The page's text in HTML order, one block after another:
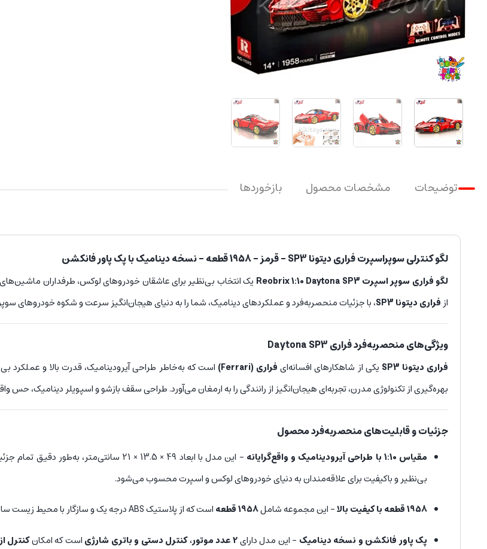
توضیحات مشخصات محصول بازخوردها
لگو کنترلی سوپراسپرت فراری دیتونا SP3 – قرمز – 1958 قطعه – نسخه دینامیک با پک پاور فانکشن
لگو فراری سوپر اسپرت Reobrix 1:10 Daytona SP3
یک انتخاب بی‌نظیر برای عاشقان خودروهای لوکس، طرفداران
از فراری دیتونا SP3 ، با جزئیات منحصربه‌فرد و عملکردهای دینامیک، شما را به دنیای هیجان‌انگیز سرعت و شکوه خودروهای
ویژگی‌های منحصر‌به‌فرد فراری Daytona SP3
فراری دیتونا SP3 یکی از شاهکارهای افسانه‌ای فراری (Ferrari)
است که به‌خاطر طراحی آیرودینامیک، قدرت بالا و عملکرد
بهره‌گیری از تکنولوژی مدرن، تجربه‌ای هیجان‌انگیز از رانندگی را به ارمغان می‌آورد. طراحی سقف بازشو و اسپویلر دینامیک، حس
جزئیات و قابلیت‌های منحصربه‌فرد محصول
مقیاس 1:10 با طراحی آیرودینامیک و واقع‌گرایانه – این مدل با ابعاد 49 × 13.5 × 21 سانتی‌متر، به‌طور دقیق تمام جزئیات ظاهری و طراحی اسپرت
بی‌نظیر و باکیفیت برای علاقه‌مندان به دنیای خودروهای لوکس و اسپرت محسوب می‌شود.
1958 قطعه با کیفیت بالا – این مجموعه شامل1958 قطعه است که از پلاستیک ABS درجه یک و سازگار با محیط زیست ساخته شده‌اند و از چسبندگی عالی برخوردارند.
پک پاور فانکشن و نسخه دینامیک – این مدل دارای2 عدد موتور، کنترل دستی و باتری شارژی است که امکانکنترل